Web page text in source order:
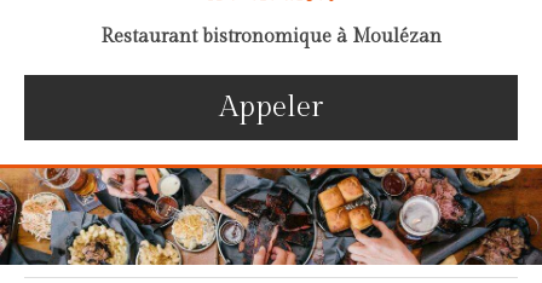
Restaurant bistronomique à Moulézan
Appeler